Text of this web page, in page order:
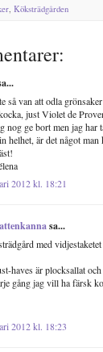
Köksträdgården
så van att odla
just Violet de
nog ge bort men jag har
helhet, är det något
2012 kl. 18:21
sa...
med
haves är plocksallat
gång jag vill ha färsk
2012 kl. 18:23